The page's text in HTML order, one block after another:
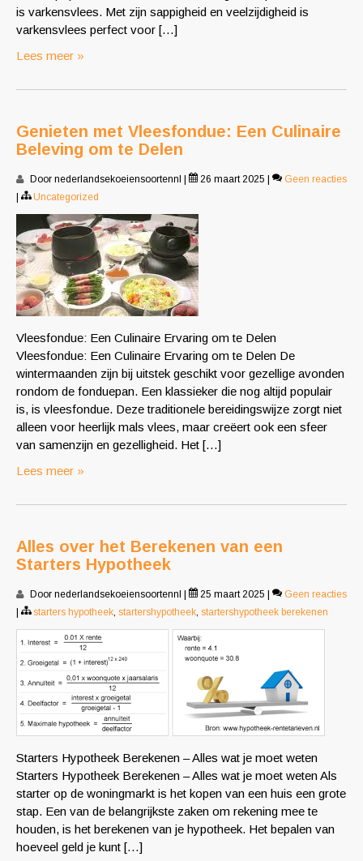
is varkensvlees. Met zijn sappigheid en veelzijdigheid is
varkensvlees perfect voor […]
Lees meer »
Genieten met Vleesfondue: Een Culinaire
Beleving om te Delen
Door nederlandsekoeiensoortennl 26 maart 2025
Geen reacties
Uncategorized
Vleesfondue: Een Culinaire Ervaring om te Delen
Vleesfondue: Een Culinaire Ervaring om te Delen De
wintermaanden zijn bij uitstek geschikt voor gezellige avonden
rondom de fonduepan. Een klassieker die nog altijd populair
is, is vleesfondue. Deze traditionele bereidingswijze zorgt niet
alleen voor heerlijk mals vlees, maar creëert ook een sfeer
van samenzijn en gezelligheid. Het […]
Lees meer »
Alles over het Berekenen van een
Starters Hypotheek
Door nederlandsekoeiensoortennl 25 maart 2025
Geen reacties
starters hypotheek, startershypotheek, startershypotheek berekenen
Starters Hypotheek Berekenen – Alles wat je moet weten
Starters Hypotheek Berekenen – Alles wat je moet weten Als
starter op de woningmarkt is het kopen van een huis een grote
stap. Een van de belangrijkste zaken om rekening mee te
houden, is het berekenen van je hypotheek. Het bepalen van
hoeveel geld je kunt […]